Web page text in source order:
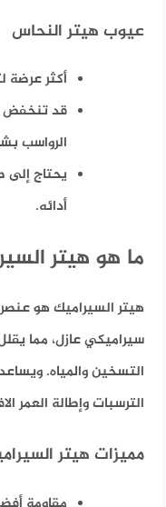
عيوب هيتر النحاس
أكثر عرضة
قد تنخفض
الرواسب
يحتاج
أدائه.
ما هو هيتر
هيتر السيراميك هو
سيراميكي عازل، مما
التسخين والمياه.
الترسبات وإطالة العمر
مميزات هيتر